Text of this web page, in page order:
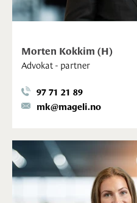
Morten Kokkim (H)
Advokat - partner
97 71 21 89
mk@mageli.no